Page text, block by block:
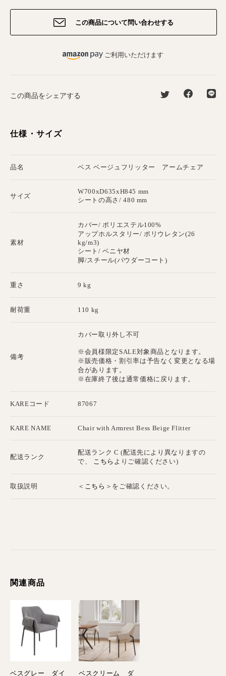
この商品について問い合わせする
ご利用いただけます
この商品をシェアする
仕様・サイズ
品名 ベス ベージュフリッター アームチェア
サイズ
W700xD635xH845 mm
シートの高さ/ 480 mm
素材
カバー/ ポリエステル100%
アップホルスタリー/ ポリウレタン(26
kg/m3)
シート/ ベニヤ材
脚/スチール(パウダーコート)
重さ 9 kg
耐荷重 110 kg
備考
カバー取り外し不可
※会員様限定SALE対象商品となります。
※販売価格・割引率は予告なく変更となる場
合があります。
※在庫終了後は通常価格に戻ります。
KAREコード 87067
KARE NAME Chair with Armrest Bess Beige Flitter
配送ランク
配送ランク C (配送先により異なりますの
で、 こちら よりご確認ください)
取扱説明 ＜ こちら ＞をご確認ください。
関連商品
ベスグレー ダイ ベスクリーム ダ